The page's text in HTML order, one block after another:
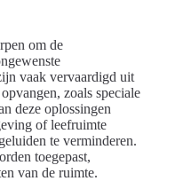
om de
vaak vervaardigd uit
zoals speciale
deze oplossingen
of leefruimte
te verminderen.
toegepast,
van de ruimte.